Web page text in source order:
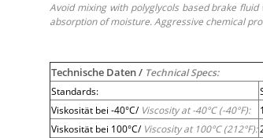
Avoid mixing with polyglycols based brake
absorption of moisture. Aggressive chemical
Technische Daten / Technical Specs:
Standards:
Viskosität bei -40°C/ Viscosity at -40°C (-40°F):
Viskosität bei 100°C/ Viscosity at 100°C (212°F):